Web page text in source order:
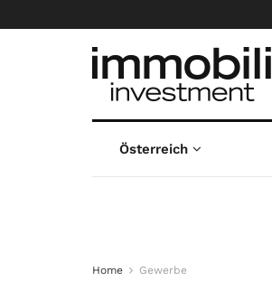
Österreich
Home Gewerbe